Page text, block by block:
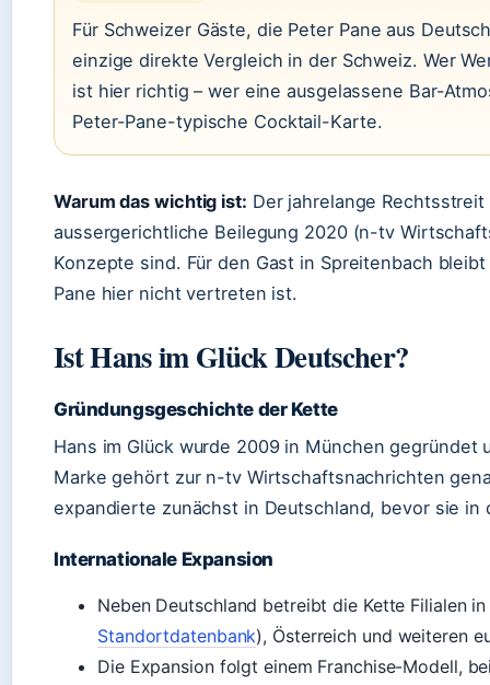
Für Schweizer Gäste, die Peter Pane aus
einzige direkte Vergleich in der Schweiz. Wer
ist hier richtig – wer eine ausgelassene Bar-
Peter-Pane-typische Cocktail-Karte.
Warum das wichtig ist: Der jahrelange
aussergerichtliche Beilegung 2020 (n-tv
Konzepte sind. Für den Gast in Spreitenbach
Pane hier nicht vertreten ist.
Ist Hans im Glück Deutscher?
Gründungsgeschichte der Kette
Hans im Glück wurde 2009 in München
Marke gehört zur n-tv Wirtschaftsnachrichten
expandierte zunächst in Deutschland, bevor sie in
Internationale Expansion
Neben Deutschland betreibt die Kette Filialen
Standortdatenbank), Österreich und weiteren
Die Expansion folgt einem Franchise-Modell,